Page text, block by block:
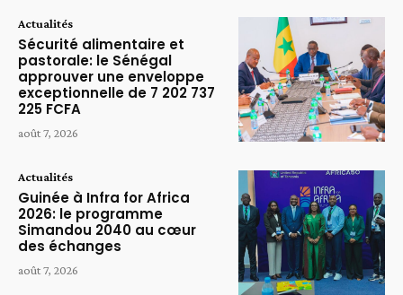
Actualités
Sécurité alimentaire et
pastorale: le Sénégal
approuver une enveloppe
exceptionnelle de 7 202 737
225 FCFA
août 7, 2026
Actualités
Guinée à Infra for Africa
2026: le programme
Simandou 2040 au cœur
des échanges
août 7, 2026